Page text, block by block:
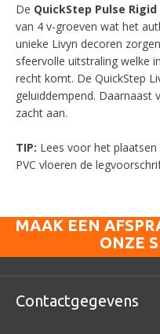
De QuickStep Pulse Rigid
van 4 v-groeven wat het
unieke Livyn decoren
sfeervolle uitstraling welke
recht komt. De QuickStep
geluiddempend. Daarnaast
zacht aan.
TIP: Lees voor het
PVC vloeren de
MAAK EEN
ONZE
Contactgegevens